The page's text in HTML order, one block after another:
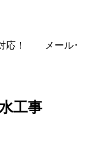
対応！
メール･
工事